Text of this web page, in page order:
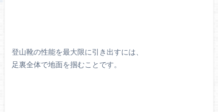
登山靴の性能を最大限に引き出すには、
足裏全体で地面を掴むことです。